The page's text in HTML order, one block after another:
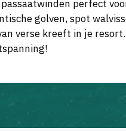
perfect
golven, spot
verse kreeft in je